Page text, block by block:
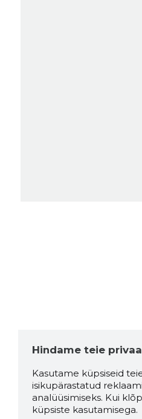
Hindame teie
Kasutame küpsiseid
isikupärastatud
analüüsimiseks. Kui
küpsiste kasutamisega.